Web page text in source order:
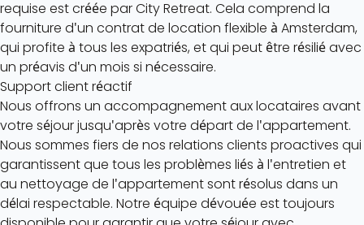
requise est créée par City Retreat. Cela comprend la
fourniture d'un contrat de location flexible à Amsterdam,
qui profite à tous les expatriés, et qui peut être résilié avec
un préavis d'un mois si nécessaire.
Support client réactif
Nous offrons un accompagnement aux locataires avant
votre séjour jusqu'après votre départ de l'appartement.
Nous sommes fiers de nos relations clients proactives qui
garantissent que tous les problèmes liés à l'entretien et
au nettoyage de l'appartement sont résolus dans un
délai respectable. Notre équipe dévouée est toujours